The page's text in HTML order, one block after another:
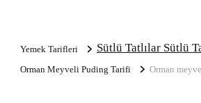
Yemek Tarifleri Sütlü Tatlılar Sütlü
Orman Meyveli Puding Tarifi Orman